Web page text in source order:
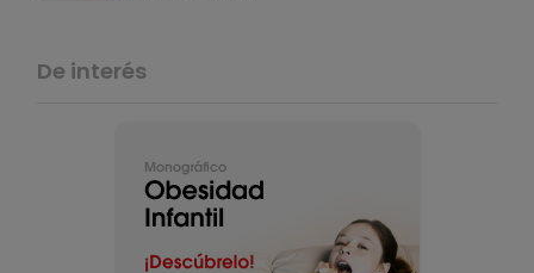
De interés